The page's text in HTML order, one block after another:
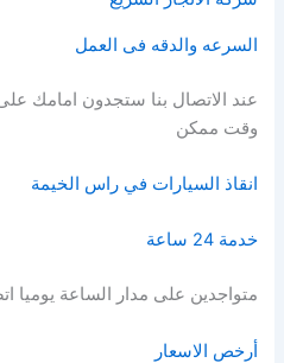
السرعه والدقه فى العمل
عند الاتصال بنا ستجدون امامك
وقت ممكن
انقاذ السيارات في راس الخيمة
خدمة 24 ساعة
متواجدين على مدار الساعة
أرخص الاسعار